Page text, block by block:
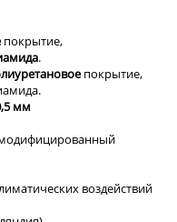
покрытие,
.
покрытие,
мм
модифицированный
воздействий